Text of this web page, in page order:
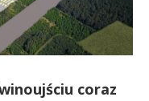
coraz